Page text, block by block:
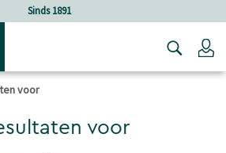
Sinds 1891
voor
voor